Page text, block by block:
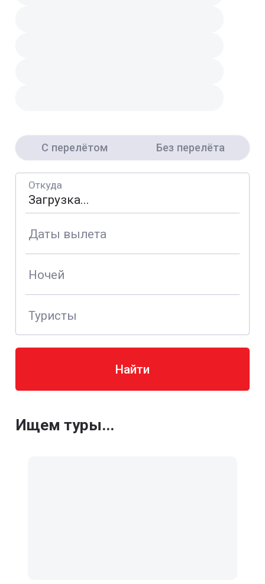
С перелётом Без перелёта
Откуда
Даты вылета
Ночей
Туристы
Найти
Ищем туры...